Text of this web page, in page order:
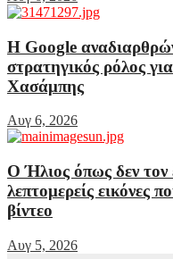
Η Google
στρατηγικός ρόλος
Χασάμπης
Αυγ 6, 2026
Ο Ήλιος όπως δεν τον
λεπτομερείς εικόνες
βίντεο
Αυγ 5, 2026